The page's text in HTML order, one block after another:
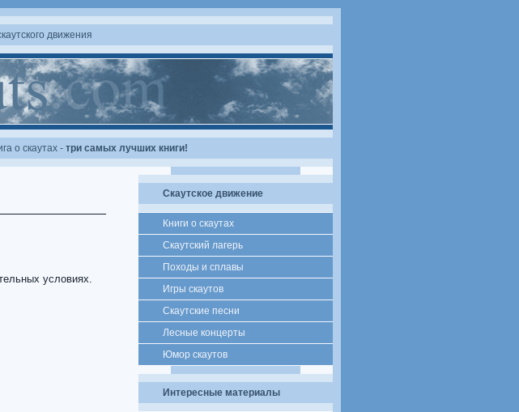
движения
о скаутах - три самых лучших книги!
условиях.
Скаутское движение
Книги о скаутах
Скаутский лагерь
Походы и сплавы
Игры скаутов
Скаутские песни
Лесные концерты
Юмор скаутов
Интересные материалы